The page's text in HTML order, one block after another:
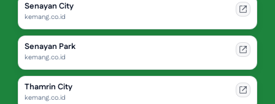
Senayan City
kemang.co.id
Senayan Park
kemang.co.id
Thamrin City
kemang.co.id